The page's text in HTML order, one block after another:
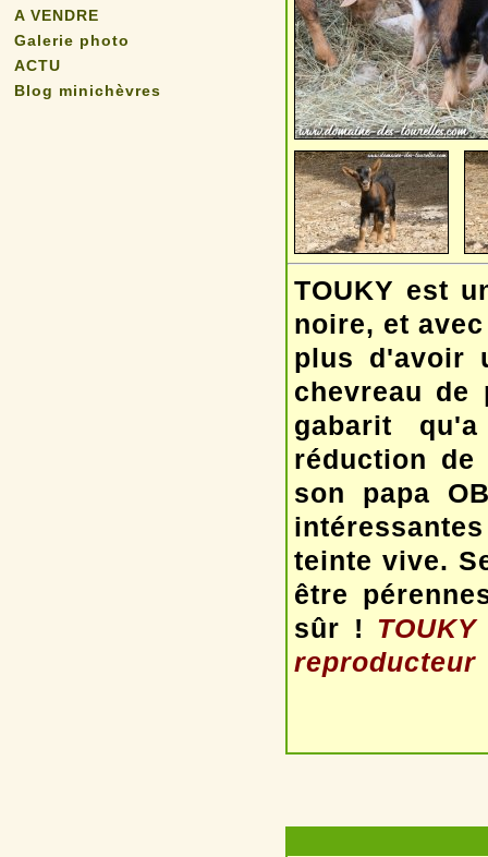
A VENDRE
Galerie photo
ACTU
Blog minichèvres
TOUKY est
noire, et
plus d'avoir
chevreau
gabarit
réduction de
son papa
teinte vive.
être
sûr !
reproducteur